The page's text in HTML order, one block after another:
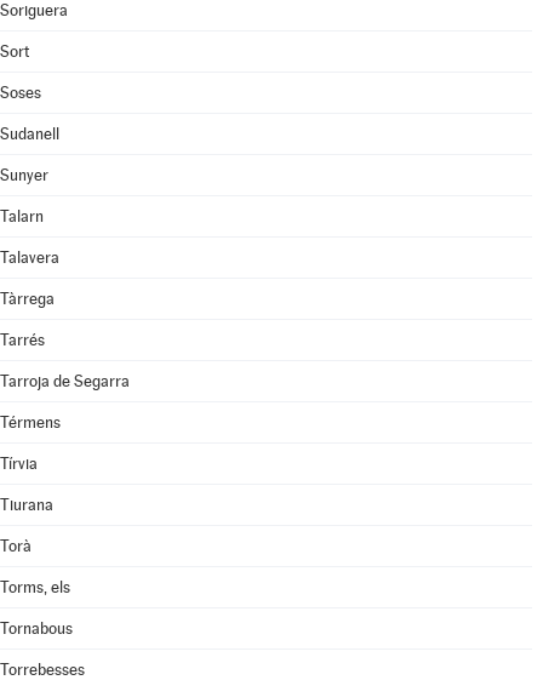
Soriguera
Sort
Soses
Sudanell
Sunyer
Talarn
Talavera
Tàrrega
Tarrés
Tarroja de Segarra
Térmens
Tírvia
Tiurana
Torà
Torms, els
Tornabous
Torrebesses